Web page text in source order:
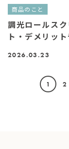
商品のこと
調光ロールス
ト・デメリッ
2026.03.23
1 2